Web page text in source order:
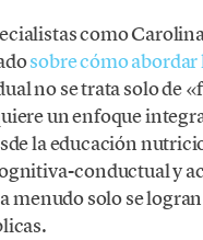
como
sobre cómo abordar
no se trata solo de
un enfoque
la educación
conductual y
menudo solo se